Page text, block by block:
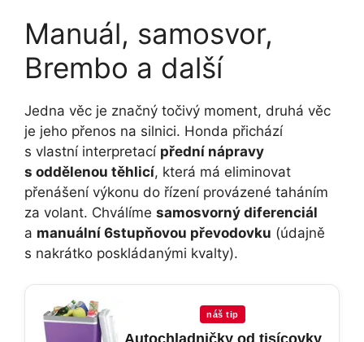
Manuál, samosvor,
Brembo a další
Jedna věc je značný točivý moment, druhá věc
je jeho přenos na silnici. Honda přichází
s vlastní interpretací přední nápravy
s oddělenou těhlicí, která má eliminovat
přenášení výkonu do řízení provázené taháním
za volant. Chválíme samosvorný diferenciál
a manuální 6stupňovou převodovku (údajně
s nakrátko poskládanými kvalty).
náš tip